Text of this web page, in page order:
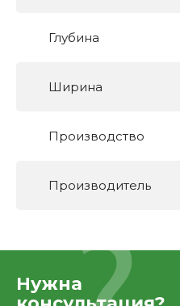
Глубина
Ширина
Производство
Производитель
Нужна